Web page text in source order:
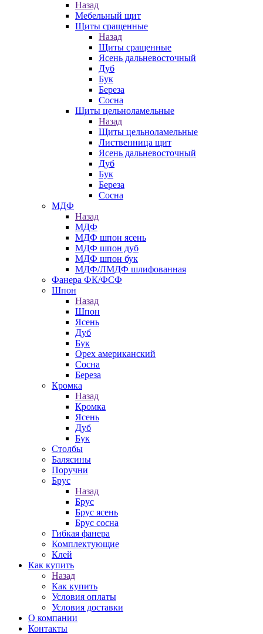
Назад
Мебельный щит
Щиты сращенные
Назад
Щиты сращенные
Ясень дальневосточный
Дуб
Бук
Береза
Сосна
Щиты цельноламельные
Назад
Щиты цельноламельные
Лиственница щит
Ясень дальневосточный
Дуб
Бук
Береза
Сосна
МДФ
Назад
МДФ
МДФ шпон ясень
МДФ шпон дуб
МДФ шпон бук
МДФ/ЛМДФ шлифованная
Фанера ФК/ФСФ
Шпон
Назад
Шпон
Ясень
Дуб
Бук
Орех американский
Сосна
Береза
Кромка
Назад
Кромка
Ясень
Дуб
Бук
Столбы
Балясины
Поручни
Брус
Назад
Брус
Брус ясень
Брус сосна
Гибкая фанера
Комплектующие
Клей
Как купить
Назад
Как купить
Условия оплаты
Условия доставки
О компании
Контакты